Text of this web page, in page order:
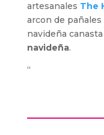
artesanales The
arcon de pañales
navideña
navideña.
“